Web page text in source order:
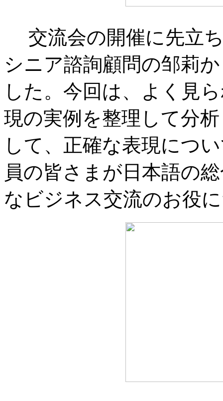
交流会の開催に先立
シニア諮詢顧問の邹莉
した。今回は、よく見
現の実例を整理して分
して、正確な表現につ
員の皆さまが日本語の
なビジネス交流のお役